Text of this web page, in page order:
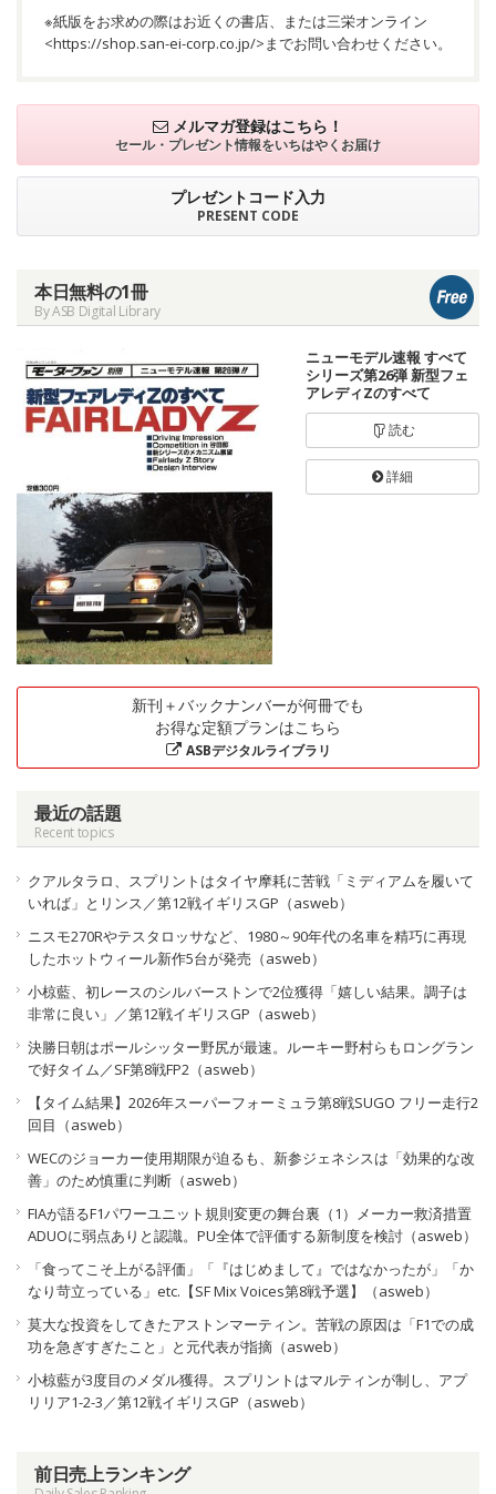
※紙版をお求めの際はお近くの書店、または三栄オンライン
<https://shop.san-ei-corp.co.jp/>までお問い合わせください。
メルマガ登録はこちら！
セール・プレゼント情報をいちはやくお届け
プレゼントコード入力
PRESENT CODE
本日無料の1冊
By ASB Digital Library
ニューモデル速報 すべて
シリーズ第26弾 新型フェ
アレディZのすべて
読む
詳細
新刊＋バックナンバーが何冊でも
お得な定額プランはこちら
ASBデジタルライブラリ
最近の話題
Recent topics
クアルタラロ、スプリントはタイヤ摩耗に苦戦「ミディアムを履いて
いれば」とリンス／第12戦イギリスGP（asweb）
ニスモ270Rやテスタロッサなど、1980～90年代の名車を精巧に再現
したホットウィール新作5台が発売（asweb）
小椋藍、初レースのシルバーストンで2位獲得「嬉しい結果。調子は
非常に良い」／第12戦イギリスGP（asweb）
決勝日朝はポールシッター野尻が最速。ルーキー野村らもロングラン
で好タイム／SF第8戦FP2（asweb）
【タイム結果】2026年スーパーフォーミュラ第8戦SUGO フリー走行2
回目（asweb）
WECのジョーカー使用期限が迫るも、新参ジェネシスは「効果的な改
善」のため慎重に判断（asweb）
FIAが語るF1パワーユニット規則変更の舞台裏（1）メーカー救済措置
ADUOに弱点ありと認識。PU全体で評価する新制度を検討（asweb）
「食ってこそ上がる評価」「『はじめまして』ではなかったが」「か
なり苛立っている」etc.【SF Mix Voices第8戦予選】（asweb）
莫大な投資をしてきたアストンマーティン。苦戦の原因は「F1での成
功を急ぎすぎたこと」と元代表が指摘（asweb）
小椋藍が3度目のメダル獲得。スプリントはマルティンが制し、アプ
リリア1-2-3／第12戦イギリスGP（asweb）
前日売上ランキング